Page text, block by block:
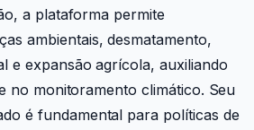
a plataforma permite
ambientais, desmatamento,
e expansão agrícola, auxiliando
no monitoramento climático. Seu
é fundamental para políticas de